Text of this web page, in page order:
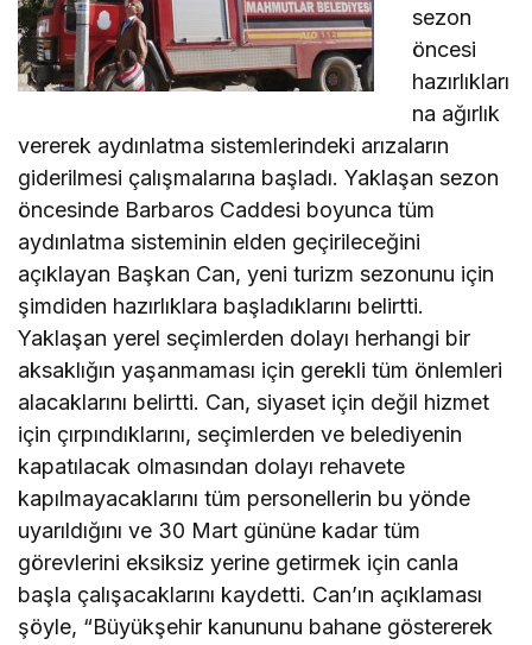
sezon
öncesi
hazırlıkları
na ağırlık
vererek aydınlatma sistemlerindeki arızaların
giderilmesi çalışmalarına başladı. Yaklaşan sezon
öncesinde Barbaros Caddesi boyunca tüm
aydınlatma sisteminin elden geçirileceğini
açıklayan Başkan Can, yeni turizm sezonunu için
şimdiden hazırlıklara başladıklarını belirtti.
Yaklaşan yerel seçimlerden dolayı herhangi bir
aksaklığın yaşanmaması için gerekli tüm önlemleri
alacaklarını belirtti. Can, siyaset için değil hizmet
için çırpındıklarını, seçimlerden ve belediyenin
kapatılacak olmasından dolayı rehavete
kapılmayacaklarını tüm personellerin bu yönde
uyarıldığını ve 30 Mart gününe kadar tüm
görevlerini eksiksiz yerine getirmek için canla
başla çalışacaklarını kaydetti. Can’ın açıklaması
şöyle, “Büyükşehir kanununu bahane göstererek